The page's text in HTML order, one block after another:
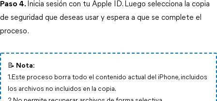
Paso 4. Inicia sesión con tu Apple ID. Luego selecciona la copia
de seguridad que deseas usar y espera a que se complete el
proceso.
📝 Nota:
1.Este proceso borra todo el contenido actual del iPhone, incluidos
los archivos no incluidos en la copia.